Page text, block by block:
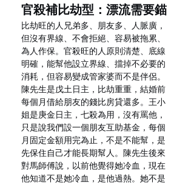
官殺補比劫型：漂流需要錨
比劫旺的人兄弟多、朋友多、人脈廣，
但沒有界線、不會拒絕、容易被拖累、
為人作保。官殺旺的人原則清楚、底線
明確，能幫他設立界線、擋掉不必要的
消耗，但容易變成管家婆而不是伴侶。
陳先生是戊土日主，比劫重重，結婚前
每個月借給朋友的錢比房貸還多。王小
姐是庚金日主，七殺為用，沒有罵他，
只是說我們設一個朋友互助基金，每個
月固定金額用完為止，不是不能幫，是
先保住自己才能長期幫人。陳先生後來
對馬師傅說，以前他覺得她冷血，現在
他知道不是她冷血，是他過熱。她不是